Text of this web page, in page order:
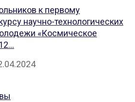
к первому
научно-технологических
«Космическое